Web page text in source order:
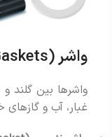
واشر (Gaskets)
واشرها بین گلند
غبار، آب و